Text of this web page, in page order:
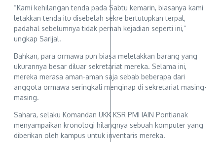
“Kami kehilangan tenda pada Sabtu kemarin, biasanya kami
letakkan tenda itu disebelah sekre bertutupkan terpal,
padahal sebelumnya tidak pernah kejadian seperti ini,”
ungkap Sarijal.
Bahkan, para ormawa pun biasa meletakkan barang yang
ukurannya besar diluar sekretariat mereka. Selama ini,
mereka merasa aman-aman saja sebab beberapa dari
anggota ormawa seringkali menginap di sekretariat masing-
masing.
Sahara, selaku Komandan UKK KSR PMI IAIN Pontianak
menyampaikan kronologi hilangnya sebuah komputer yang
diberikan oleh kampus untuk inventaris mereka.